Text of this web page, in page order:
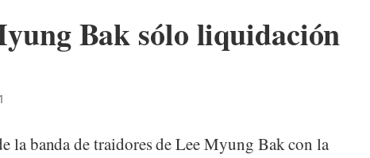
Bak sólo liquidación
la banda de traidores de Lee Myung Bak con la